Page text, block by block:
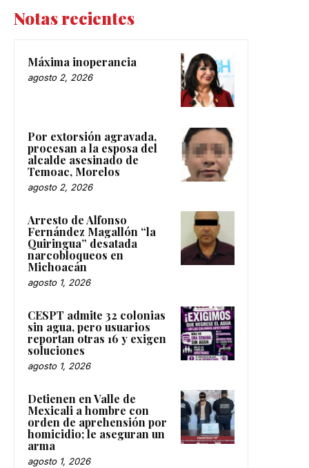
Notas recientes
Máxima inoperancia
agosto 2, 2026
Por extorsión agravada,
procesan a la esposa del
alcalde asesinado de
Temoac, Morelos
agosto 2, 2026
Arresto de Alfonso
Fernández Magallón “la
Quiringua” desatada
narcobloqueos en
Michoacán
agosto 1, 2026
CESPT admite 32 colonias
sin agua, pero usuarios
reportan otras 16 y exigen
soluciones
agosto 1, 2026
Detienen en Valle de
Mexicali a hombre con
orden de aprehensión por
homicidio; le aseguran un
arma
agosto 1, 2026